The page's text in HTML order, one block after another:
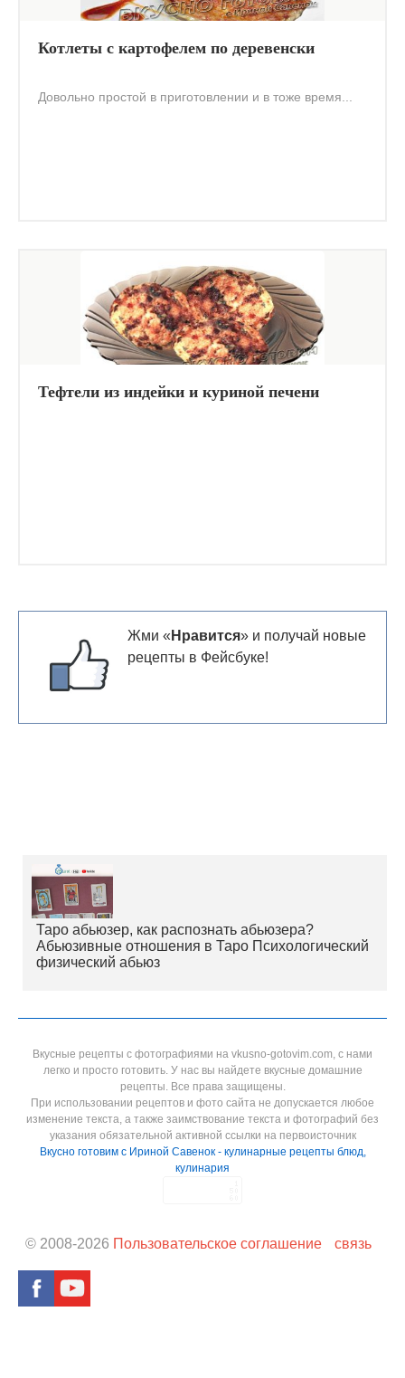
Котлеты с картофелем по деревенски
Довольно простой в приготовлении и в тоже время...
Тефтели из индейки и куриной печени
Жми « Нравится» и получай новые
рецепты в Фейсбуке!
Таро абьюзер, как распознать абьюзера?
Абьюзивные отношения в Таро Психологический
физический абьюз
Вкусные рецепты с фотографиями на vkusno-gotovim.com, с нами
легко и просто готовить. У нас вы найдете вкусные домашние
рецепты. Все права защищены.
При использовании рецептов и фото сайта не допускается любое
изменение текста, а также заимствование текста и фотографий без
указания обязательной активной ссылки на первоисточник
Вкусно готовим с Ириной Савенок - кулинарные рецепты блюд,
кулинария
© 2008-2026 Пользовательское соглашение связь